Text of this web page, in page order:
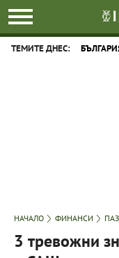
ТЕМИТЕ ДНЕС:
НАЧАЛО ФИНАНСИ
3 тревожни